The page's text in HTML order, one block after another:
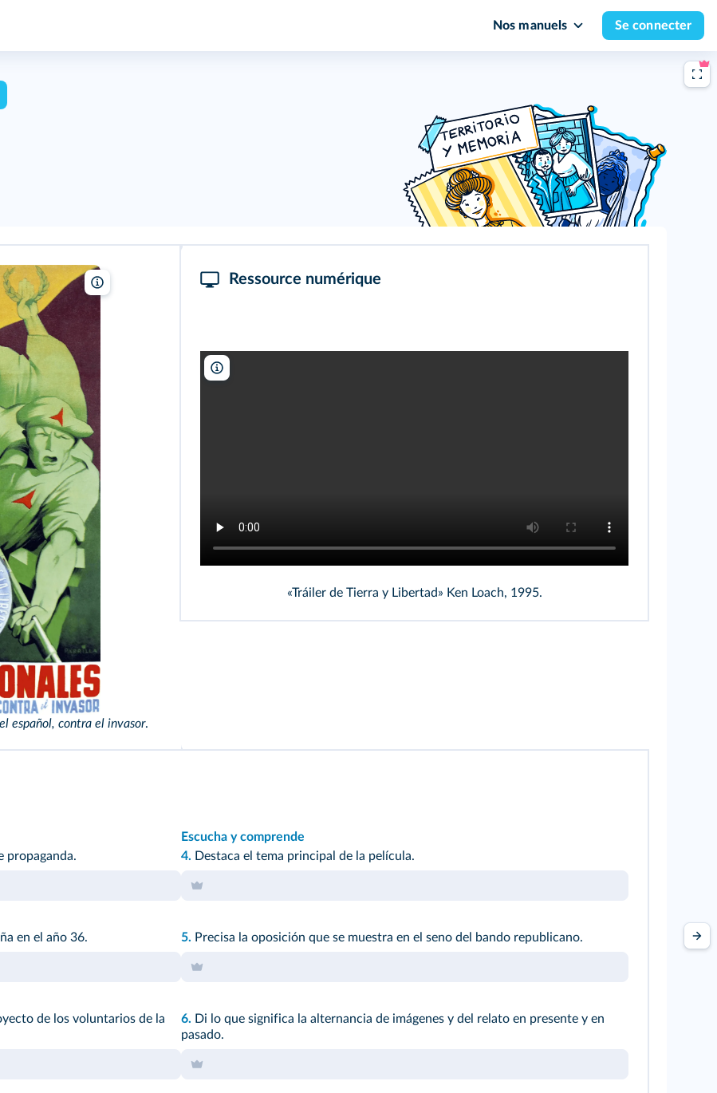
Nos manuels Se connecter
World History Archive/Alamy
español, contra el invasor.
Ressource numérique
«Tráiler de Tierra y Libertad» Ken Loach, 1995.
propaganda.
en el año 36.
de los voluntarios de la
Escucha y comprende
4. Destaca el tema principal de la película.
5. Precisa la oposición que se muestra en el seno del bando republicano.
6. Di lo que significa la alternancia de imágenes y del relato en presente y en
pasado.